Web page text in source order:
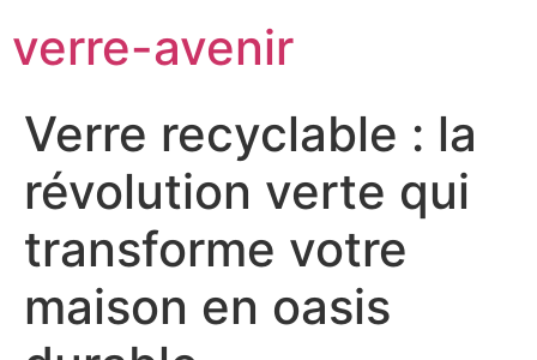
verre-avenir
Verre recyclable : la
révolution verte qui
transforme votre
maison en oasis